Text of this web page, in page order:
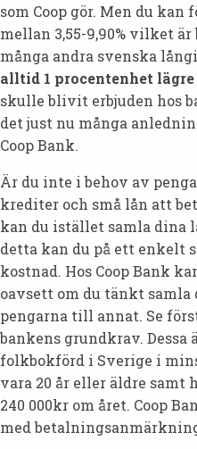
som Coop gör. Men du
mellan 3,55-9,90% vilket
många andra svenska
alltid 1 procentenhet
skulle blivit erbjuden hos
det just nu många
Coop Bank.
Är du inte i behov av
krediter och små lån att
kan du istället samla dina
detta kan du på ett enkelt
kostnad. Hos Coop Bank
oavsett om du tänkt
pengarna till annat. Se
bankens grundkrav. Dessa
folkbokförd i Sverige i
vara 20 år eller äldre samt
240 000kr om året. Coop
med